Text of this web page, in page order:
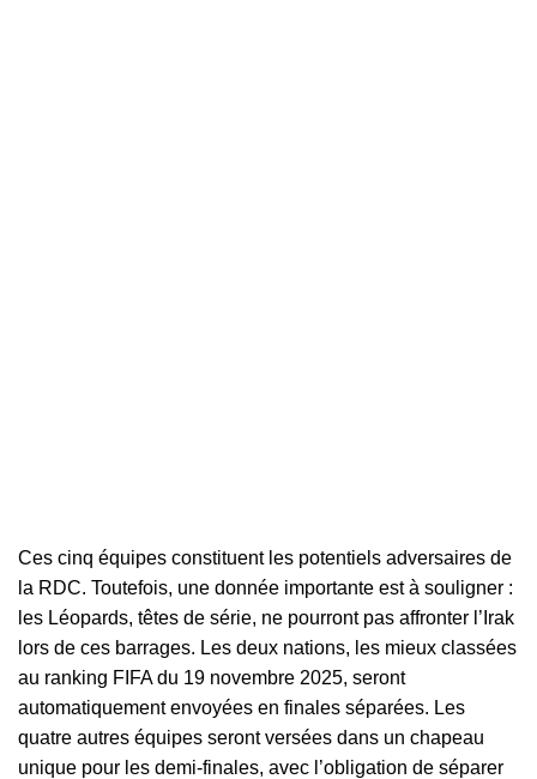
Ces cinq équipes constituent les potentiels adversaires de
la RDC. Toutefois, une donnée importante est à souligner :
les Léopards, têtes de série, ne pourront pas affronter l’Irak
lors de ces barrages. Les deux nations, les mieux classées
au ranking FIFA du 19 novembre 2025, seront
automatiquement envoyées en finales séparées. Les
quatre autres équipes seront versées dans un chapeau
unique pour les demi-finales, avec l’obligation de séparer